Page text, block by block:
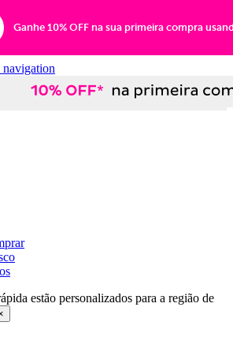
Ganhe 10% OFF na sua primeira compra
navigation
estão personalizados para a região de